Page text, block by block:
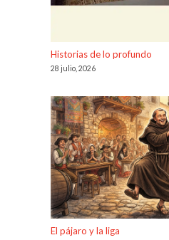
Historias de lo profundo
28 julio, 2026
El pájaro y la liga